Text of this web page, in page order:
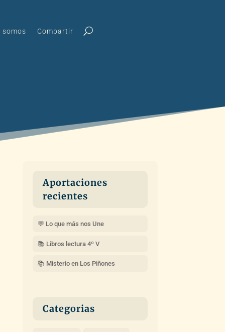
somos Compartir
Aportaciones
recientes
💬 Lo que más nos Une
📚 Libros lectura 4º V
📚 Misterio en Los Piñones
Categorias